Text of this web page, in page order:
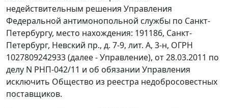
недействительным решения Управления
Федеральной антимонопольной службы по Санкт-
Петербургу, место нахождения: 191186, Санкт-
Петербург, Невский пр., д. 7-9, лит. А, 3-н, ОГРН
1027809242933 (далее - Управление), от 28.03.2011 по
делу N РНП-042/11 и об обязании Управления
исключить Общество из реестра недобросовестных
поставщиков.